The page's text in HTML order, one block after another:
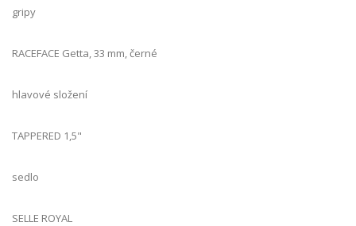
gripy
RACEFACE Getta, 33 mm, černé
hlavové složení
TAPPERED 1,5"
sedlo
SELLE ROYAL